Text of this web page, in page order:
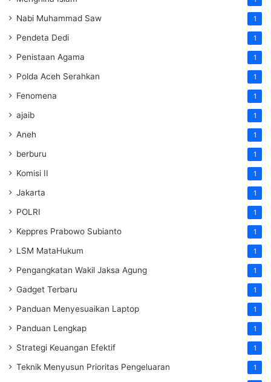
Nabi Muhammad Saw 1
Pendeta Dedi 1
Penistaan Agama 1
Polda Aceh Serahkan 1
Fenomena 1
ajaib 1
Aneh 1
berburu 1
Komisi II 1
Jakarta 1
POLRI 1
Keppres Prabowo Subianto 1
LSM MataHukum 1
Pengangkatan Wakil Jaksa Agung 1
Gadget Terbaru 1
Panduan Menyesuaikan Laptop 1
Panduan Lengkap 1
Strategi Keuangan Efektif 1
Teknik Menyusun Prioritas Pengeluaran 1